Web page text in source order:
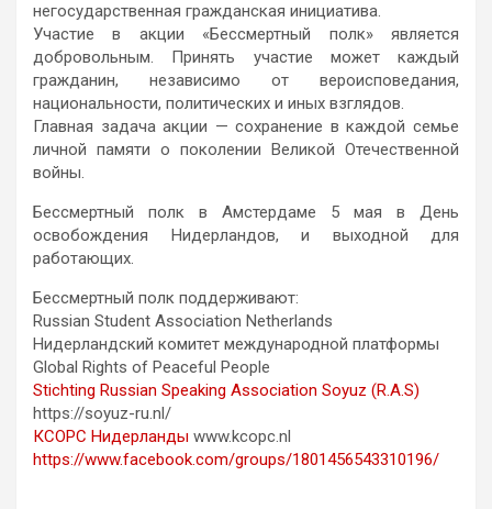
негосударственная гражданская инициатива.
Участие в акции «Бессмертный полк» является
добровольным. Принять участие может каждый
гражданин, независимо от вероисповедания,
национальности, политических и иных взглядов.
Главная задача акции — сохранение в каждой семье
личной памяти о поколении Великой Отечественной
войны.
Бессмертный полк в Амстердаме 5 мая в День
освобождения Нидерландов, и выходной для
работающих.
Бессмертный полк поддерживают:
Russian Student Association Netherlands
Нидерландский комитет международной платформы
Global Rights of Peaceful People
Stichting Russian Speaking Association Soyuz (R.A.S)
https://soyuz-ru.nl/
КСОРС Нидерланды www.kcopc.nl
https://www.facebook.com/groups/1801456543310196/